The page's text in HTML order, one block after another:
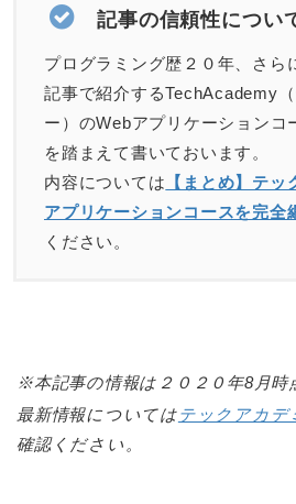
記事の信頼性につい
プログラミング歴２０年、さら
記事で紹介するTechAcademy
ー）のWebアプリケーションコ
を踏まえて書いておいます。
内容については 【まとめ】テ
アプリケーションコースを完全
ください。
※本記事の情報は２０２０年8月時
最新情報についてはテックアカデ
確認ください。